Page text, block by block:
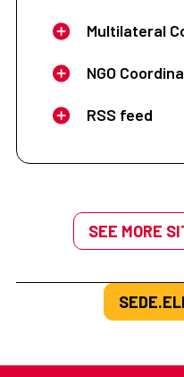
Multilateral
NGO
RSS feed
SEE MORE